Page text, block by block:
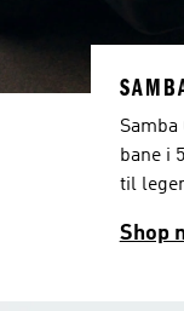
Samba
bane i
til
Shop